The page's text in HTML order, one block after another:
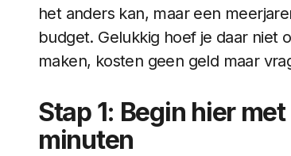
het anders kan, maar een
budget. Gelukkig hoef je daar niet
maken, kosten geen geld maar
Stap 1: Begin hier
minuten